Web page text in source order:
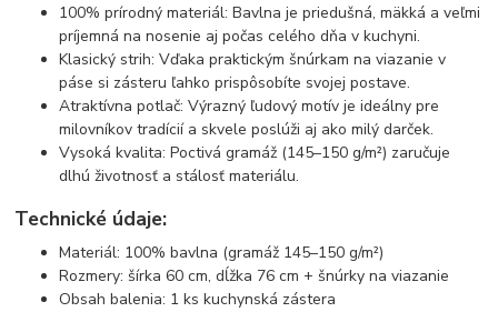
100% prírodný materiál: Bavlna je priedušná, mäkká a veľmi
príjemná na nosenie aj počas celého dňa v kuchyni.
Klasický strih: Vďaka praktickým šnúrkam na viazanie v
páse si zásteru ľahko prispôsobíte svojej postave.
Atraktívna potlač: Výrazný ľudový motív je ideálny pre
milovníkov tradícií a skvele poslúži aj ako milý darček.
Vysoká kvalita: Poctivá gramáž (145–150 g/m²) zaručuje
dlhú životnosť a stálosť materiálu.
Technické údaje:
Materiál: 100% bavlna (gramáž 145–150 g/m²)
Rozmery: šírka 60 cm, dĺžka 76 cm + šnúrky na viazanie
Obsah balenia: 1 ks kuchynská zástera